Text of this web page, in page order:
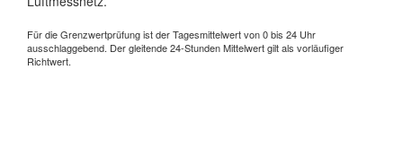
Für die Grenzwertprüfung ist der Tagesmittelwert von 0 bis 24 Uhr
ausschlaggebend. Der gleitende 24-Stunden Mittelwert gilt als vorläufiger
Richtwert.